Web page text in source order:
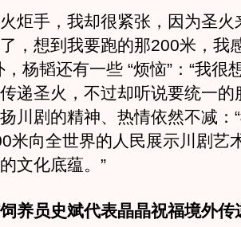
炬手，我却很紧张，因为圣火
，想到我要跑的那200米，我
，杨韬还有一些 “烦恼”：“我很
递圣火，不过却听说要统一的
川剧的精神、热情依然不减：
米向全世界的人民展示川剧艺
文化底蕴。”
员史斌代表晶晶祝福境外传